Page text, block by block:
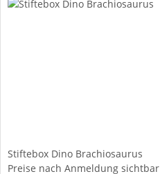
Stiftebox Dino Brachiosaurus
Preise nach Anmeldung sichtbar